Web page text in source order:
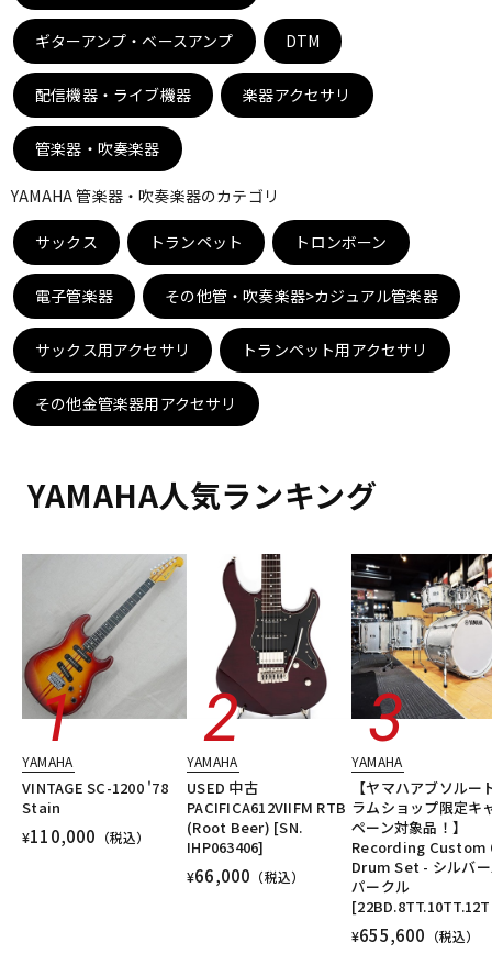
DTM オンライン納品
配信/ライブ機器 楽器アクセサリ
中古 ヴィンテージ
ギターアンプ・ベースアンプ DTM
配信機器・ライブ機器 楽器アクセサリ
管楽器・吹奏楽器
YAMAHA 管楽器・吹奏楽器のカテゴリ
サックス トランペット トロンボーン
電子管楽器 その他管・吹奏楽器>カジュアル管楽器
サックス用アクセサリ トランペット用アクセサリ
その他金管楽器用アクセサリ
YAMAHA人気ランキング
YAMAHA
VINTAGE SC-1200 '78
Stain
¥110,000 （税込）
YAMAHA
USED 中古
PACIFICA612VIIFM RTB
(Root Beer) [SN.
IHP063406]
¥66,000 （税込）
YAMAHA
【ヤマハアブソルー
ラムショップ限定キ
ペーン対象品！】
Recording Custom
Drum Set - シルバ
パークル
¥655,600 （税込）